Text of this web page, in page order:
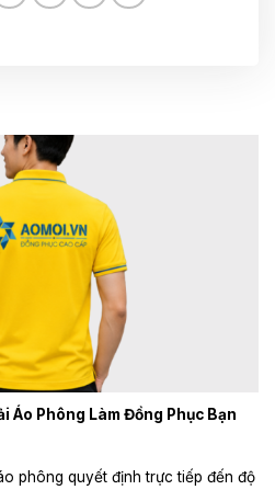
Áo Phông Làm Đồng Phục Bạn
phông quyết định trực tiếp đến độ